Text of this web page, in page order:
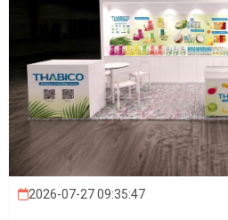
2026-07-27 09:35:47